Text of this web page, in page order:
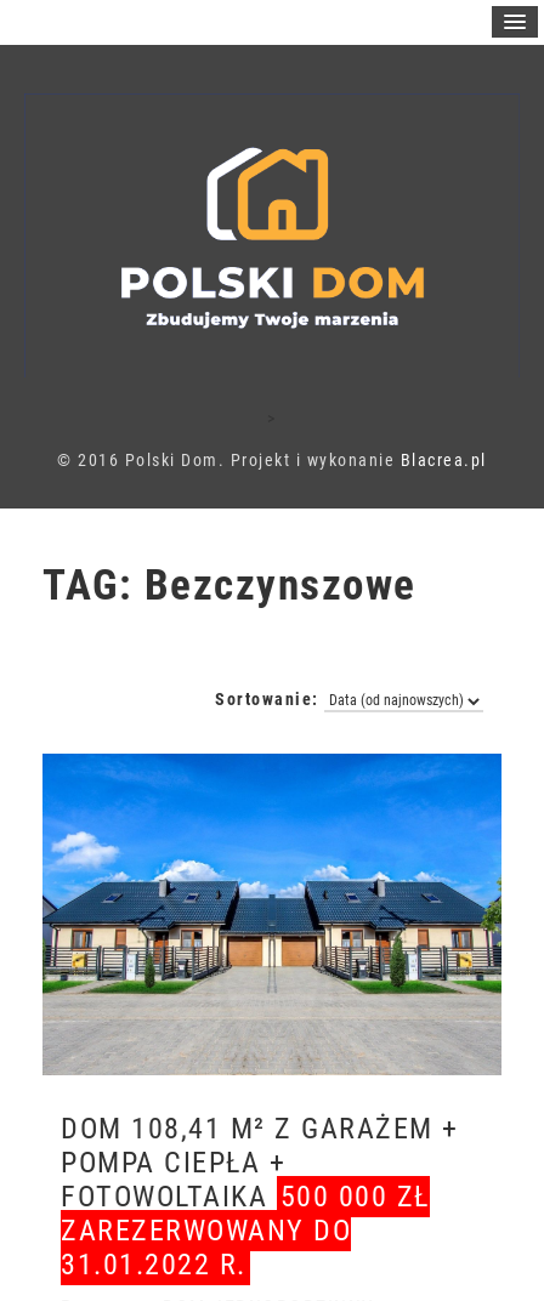
© 2016 Polski Dom. Projekt i wykonanie Blacrea.pl
TAG: Bezczynszowe
Sortowanie:
DOM 108,41 M² Z GARAŻEM +
POMPA CIEPŁA +
FOTOWOLTAIKA 500 000 ZŁ
ZAREZERWOWANY DO
31.01.2022 R.